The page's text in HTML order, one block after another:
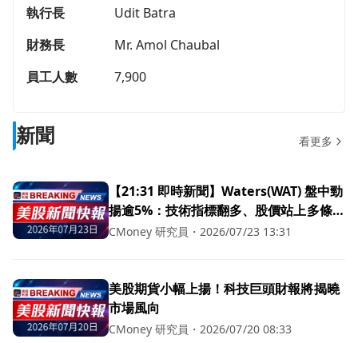
執行長
Udit Batra
財務長
Mr. Amol Chaubal
員工人數
7,900
新聞 看更多
【21:31 即時新聞】Waters(WAT) 盤中勁
揚逾5%：技術指標翻多、股價站上多條均
線
CMoney 研究員 ・ 2026/07/23 13:31
美股期貨小幅上揚！科技巨頭財報將揭曉
市場風向
CMoney 研究員 ・ 2026/07/20 08:33